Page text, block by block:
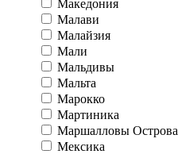
Македония
Малави
Малайзия
Мали
Мальдивы
Мальта
Марокко
Мартиника
Маршалловы Острова
Мексика